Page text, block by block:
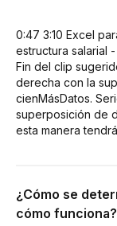
0:47 3:10 Excel
estructura salarial
Fin del clip
derecha con la
cienMásDatos.
superposición de
esta manera
¿Cómo se
cómo funciona?